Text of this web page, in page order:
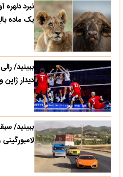
نبرد
یک ماده
ببینید/
دیدار ژاپن
ببینید/